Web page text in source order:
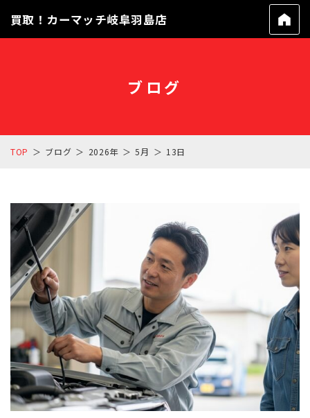
買取！カーマッチ岐阜羽島店
ブログ
TOP ブログ 2026年 5月 13日